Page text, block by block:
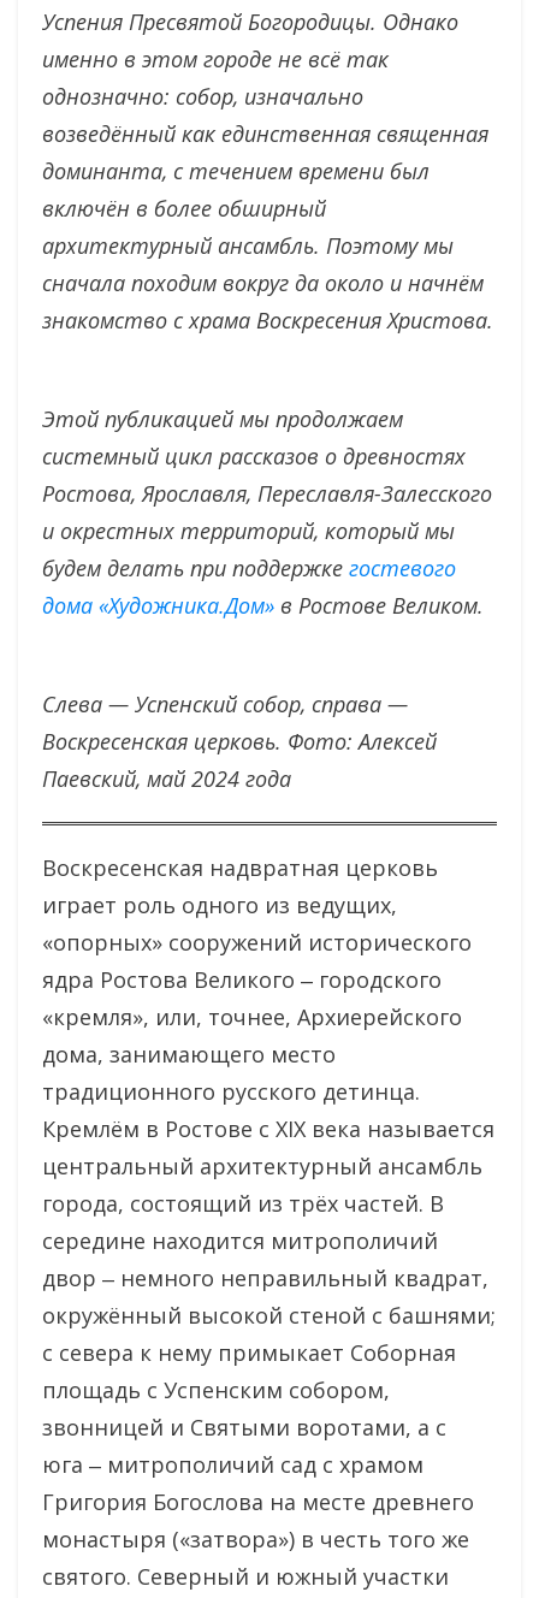
Успения Пресвятой Богородицы. Однако
именно в этом городе не всё так
однозначно: собор, изначально
возведённый как единственная священная
доминанта, с течением времени был
включён в более обширный
архитектурный ансамбль. Поэтому мы
сначала походим вокруг да около и начнём
знакомство с храма Воскресения Христова.
Этой публикацией мы продолжаем
системный цикл рассказов о древностях
Ростова, Ярославля, Переславля-Залесского
и окрестных территорий, который мы
будем делать при поддержке гостевого
дома «Художника.Дом» в Ростове Великом.
Слева — Успенский собор, справа —
Воскресенская церковь. Фото: Алексей
Паевский, май 2024 года
Воскресенская надвратная церковь
играет роль одного из ведущих,
«опорных» сооружений исторического
ядра Ростова Великого ‒ городского
«кремля», или, точнее, Архиерейского
дома, занимающего место
традиционного русского детинца.
Кремлём в Ростове с XIX века называется
центральный архитектурный ансамбль
города, состоящий из трёх частей. В
середине находится митрополичий
двор ‒ немного неправильный квадрат,
окружённый высокой стеной с башнями;
с севера к нему примыкает Соборная
площадь с Успенским собором,
звонницей и Святыми воротами, а с
юга ‒ митрополичий сад с храмом
Григория Богослова на месте древнего
монастыря («затвора») в честь того же
святого. Северный и южный участки